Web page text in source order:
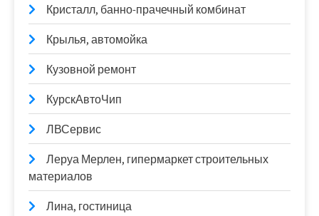
Кристалл, банно-прачечный комбинат
Крылья, автомойка
Кузовной ремонт
КурскАвтоЧип
ЛВСервис
Леруа Мерлен, гипермаркет строительных
материалов
Лина, гостиница